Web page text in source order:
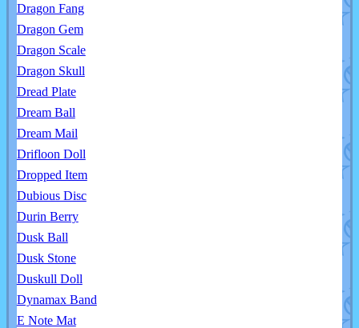
Dragon Fang
Dragon Gem
Dragon Scale
Dragon Skull
Dread Plate
Dream Ball
Dream Mail
Drifloon Doll
Dropped Item
Dubious Disc
Durin Berry
Dusk Ball
Dusk Stone
Duskull Doll
Dynamax Band
E Note Mat